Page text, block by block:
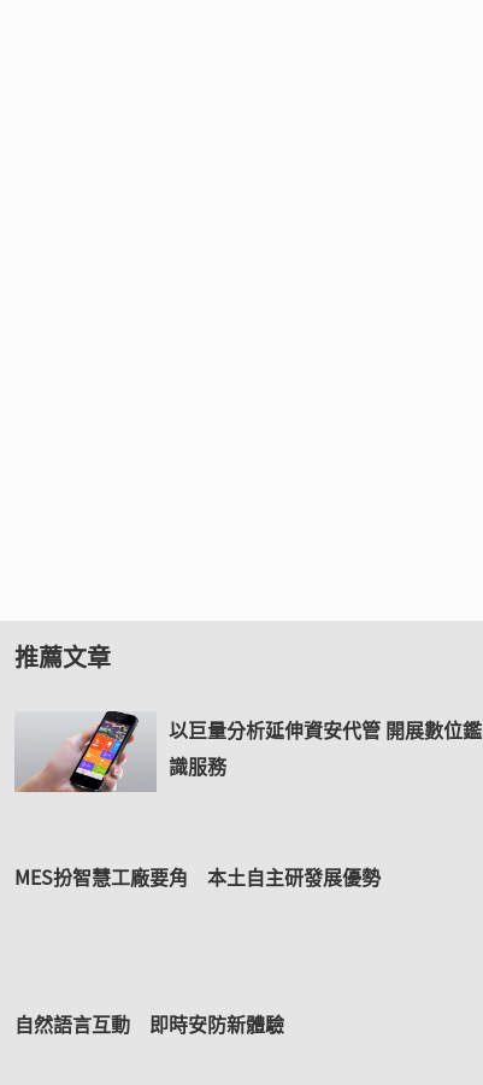
推薦文章
以巨量分析延伸資安代管 開展數位鑑
識服務
MES扮智慧工廠要角 本土自主研發展優勢
自然語言互動 即時安防新體驗